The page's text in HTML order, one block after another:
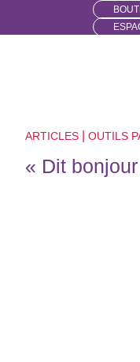
ARTICLES |OUTILS
« Dit